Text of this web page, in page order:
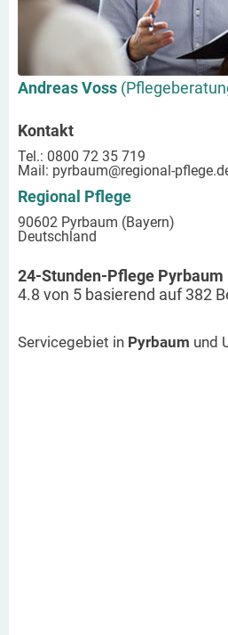
Andreas Voss
Kontakt
Tel.: 0800 72 35 719
Mail: pyrbaum@regional-
Regional Pflege
90602 Pyrbaum (Bayern)
Deutschland
24-Stunden-Pflege Pyrbaum
4.8 von 5 basierend auf382
Servicegebiet in Pyrbaum und